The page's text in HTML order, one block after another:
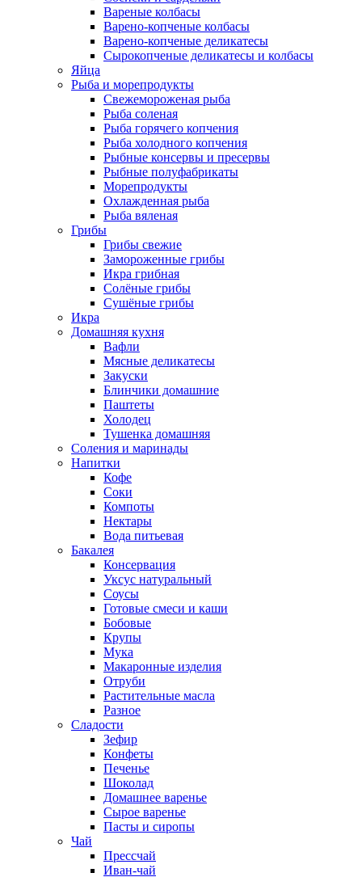
Вареные колбасы
Варено-копченые колбасы
Варено-копченые деликатесы
Сырокопченые деликатесы и колбасы
Яйца
Рыба и морепродукты
Свежемороженая рыба
Рыба соленая
Рыба горячего копчения
Рыба холодного копчения
Рыбные консервы и пресервы
Рыбные полуфабрикаты
Морепродукты
Охлажденная рыба
Рыба вяленая
Грибы
Грибы свежие
Замороженные грибы
Икра грибная
Солёные грибы
Сушёные грибы
Икра
Домашняя кухня
Вафли
Мясные деликатесы
Закуски
Блинчики домашние
Паштеты
Холодец
Тушенка домашняя
Соления и маринады
Напитки
Кофе
Соки
Компоты
Нектары
Вода питьевая
Бакалея
Консервация
Уксус натуральный
Соусы
Готовые смеси и каши
Бобовые
Крупы
Мука
Макаронные изделия
Отруби
Растительные масла
Разное
Сладости
Зефир
Конфеты
Печенье
Шоколад
Домашнее варенье
Сырое варенье
Пасты и сиропы
Чай
Прессчай
Иван-чай